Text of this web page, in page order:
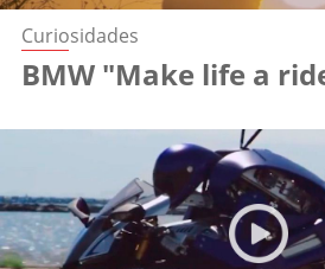
Curiosidades
BMW "Make life a